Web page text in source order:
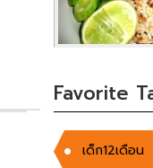
Favorite
เด็ก12เดือน